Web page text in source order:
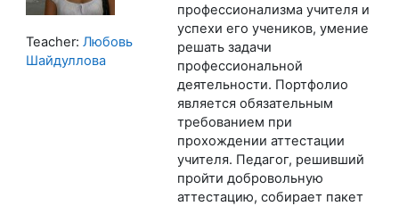
профессионализма учителя и
успехи его учеников, умение
решать задачи
профессиональной
деятельности. Портфолио
является обязательным
требованием при
прохождении аттестации
учителя. Педагог, решивший
пройти добровольную
аттестацию, собирает пакет
Teacher: Любовь
Шайдуллова